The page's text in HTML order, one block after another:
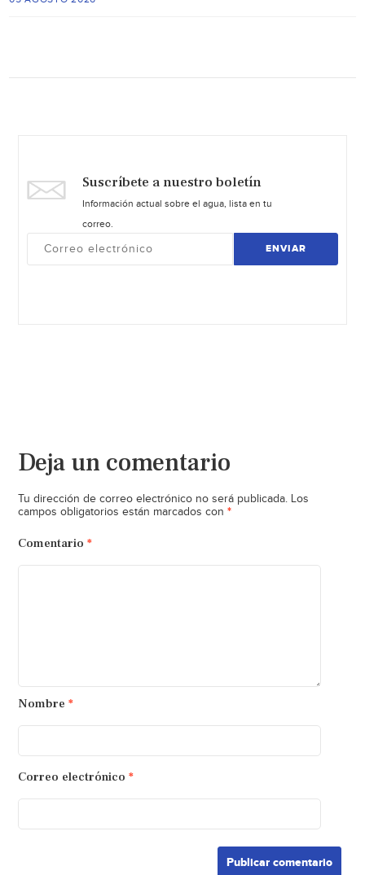
Suscríbete a nuestro boletín
Información actual sobre el agua, lista en tu
correo.
ENVIAR
Deja un comentario
Tu dirección de correo electrónico no será publicada. Los
campos obligatorios están marcados con *
Comentario *
Nombre *
Correo electrónico *